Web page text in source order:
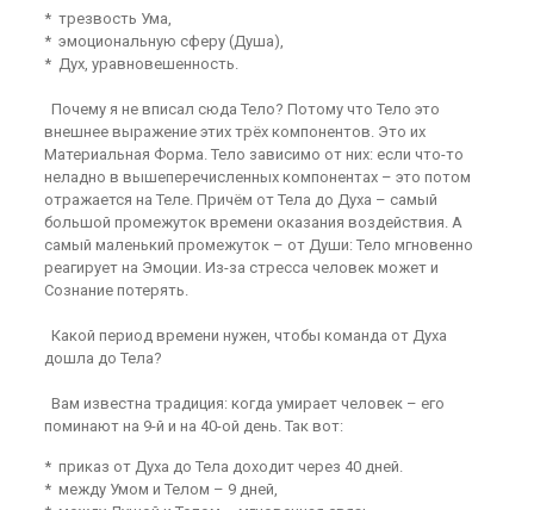
* трезвость Ума,
* эмоциональную сферу (Душа),
* Дух, уравновешенность.
Почему я не вписал сюда Тело? Потому что Тело это
внешнее выражение этих трёх компонентов. Это их
Материальная Форма. Тело зависимо от них: если что-то
неладно в вышеперечисленных компонентах – это потом
отражается на Теле. Причём от Тела до Духа – самый
большой промежуток времени оказания воздействия. А
самый маленький промежуток – от Души: Тело мгновенно
реагирует на Эмоции. Из-за стресса человек может и
Сознание потерять.
Какой период времени нужен, чтобы команда от Духа
дошла до Тела?
Вам известна традиция: когда умирает человек – его
поминают на 9-й и на 40-ой день. Так вот:
* приказ от Духа до Тела доходит через 40 дней.
* между Умом и Телом – 9 дней,